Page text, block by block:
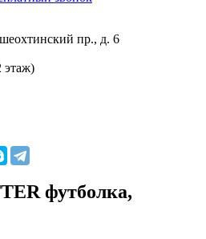
пр., д. 6
этаж)
футболка,